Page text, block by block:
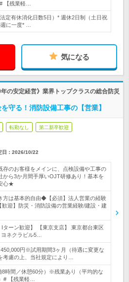
【残業軽…
定有休消化日数5日）* 週休2日制（土日祝
に一度* …
気になる
の安定経営》業界トップクラスの総合防災
守る！消防設備工事の【営業】
転勤なし 第二新卒歓迎
： 2026/10/22
存のお客様をメインに、点検設備や工事の
から3か月間手厚いOJT研修あり！基本を
心★
方は基本的自由◆【必須】法人営業の経験
歓迎】防災・消防設備の営業経験/建設・建
Iターン歓迎】 【東京支店】 東京都台東区
ネクラビル5…
450,000円※試用期間3ヶ月（待遇に変更な
慮の上、当社規定により…
8時間／休憩60分）※残業あり（平均的な
# 【残業軽…